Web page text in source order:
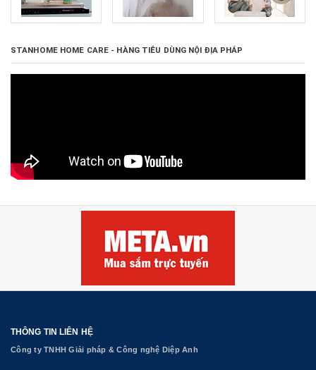
STANHOME HOME CARE - HÀNG TIÊU DÙNG NỘI ĐỊA PHÁP
THÔNG TIN LIÊN HỆ
Công ty TNHH Giải pháp & Công nghệ Diệp Anh